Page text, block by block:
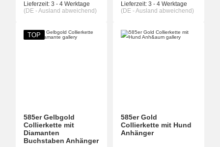
Lieferzeit: 3 - 4 Werktage
(DE - Ausland abweichend)
Lieferzeit: 3 - 4 Werktage
(DE - Ausland abweichend)
TOP
585er Gelbgold
Collierkette mit
Diamanten
Buchstaben Anhänger
585er Gold
Collierkette mit Hund
Anhänger